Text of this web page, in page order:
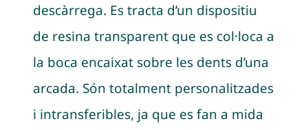
descàrrega. Es tracta d’un dispositiu
de resina transparent que es col·loca a
la boca encaixat sobre les dents d’una
arcada. Són totalment personalitzades
i intransferibles, ja que es fan a mida